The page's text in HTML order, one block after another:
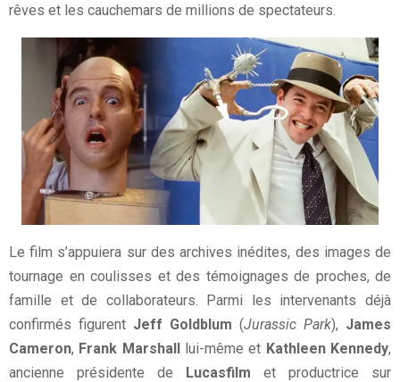
rêves et les cauchemars de millions de spectateurs.
Le film s’appuiera sur des archives inédites, des images de
tournage en coulisses et des témoignages de proches, de
famille et de collaborateurs. Parmi les intervenants déjà
confirmés figurent Jeff Goldblum (Jurassic Park), James
Cameron, Frank Marshalllui-même et Kathleen Kennedy,
ancienne présidente de Lucasfilm et productrice sur